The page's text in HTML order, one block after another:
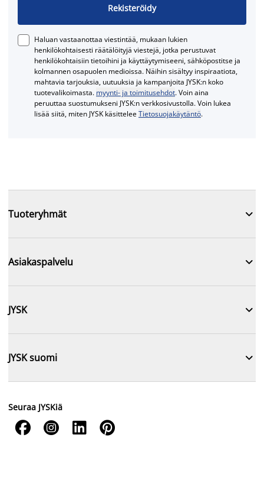
Rekisteröidy
Haluan vastaanottaa viestintää, mukaan lukien
henkilökohtaisesti räätälöityjä viestejä, jotka perustuvat
henkilökohtaisiin tietoihini ja käyttäytymiseeni, sähköpostitse ja
kolmannen osapuolen medioissa. Näihin sisältyy inspiraatiota,
mahtavia tarjouksia, uutuuksia ja kampanjoita JYSK:n koko
tuotevalikoimasta. myynti- ja toimitusehdot. Voin aina
peruuttaa suostumukseni JYSK:n verkkosivustolla. Voin lukea
lisää siitä, miten JYSK käsitteleeTietosuojakäytäntö.
Tuoteryhmät 
Asiakaspalvelu 
JYSK 
JYSK suomi 
Seuraa JYSKiä
   